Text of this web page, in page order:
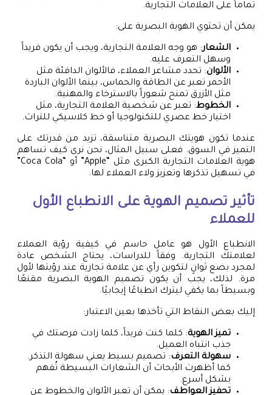
تماماً على العلامات التجارية.
يمكن أن تحتوي الهوية البصرية على:
الشعار: هو وجه العلامة التجارية، ويجب أن يكون فريداً
وسهل التعرف عليه.
الألوان: تحدد مشاعر العملاء، فالألوان الدافئة مثل
الأحمر تعبر عن الطاقة والحماس، بينما الألوان الباردة
مثل الأزرق تمنح شعوراً بالاسترخاء والمهنية.
الخطوط: تعبر عن شخصية العلامة التجارية، مثل
اختيار خط عصري للتكنولوجيا أو خط كلاسيكي للتراث.
عندما تكون هويتك البصرية متناسقة، تزيد من قدرتك على
التميز في السوق. فعلى سبيل المثال، نحن نرى كيف تساهم
هوية العلامات التجارية الكبرى مثل “Apple” أو “Coca Cola”
في تسهيل تذكرها وتعزيز ولاء العملاء لها.
تأثير تصميم الهوية على الانطباع الأول
للعملاء
الانطباع الأول هو عامل حاسم في كيفية رؤية العملاء
لعلامتك التجارية. وفقاً للدراسات، يحتاج الشخص عادة
لمجرد بضع ثوانٍ لتكوين رأي عن علامة تجارية عند رؤيتها لأول
مرة. لذلك، يجب أن يكون تصميم الهوية البصرية مقنعًا
وبسيطاً بما يكفي ليترك انطباعًا إيجابيًا.
إليك بعض النقاط التي تأخذها بعين الاعتبار:
تميز الهوية: كلما كنت فريداً، كلما زادت فرصتك في
جذب انتباه العميل.
سهولة التعرف: تصميم بسيط يعني سهولة التذكر.
كما أظهرت الأبحاث أن الشعارات البسيطة تُفهم
بشكل أسرع.
تحفيز العواطف: يمكن أن تعبر الألوان والخطوط عن